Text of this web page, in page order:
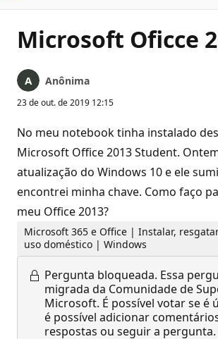
Microsoft Oficce
Anônima
23 de out. de 2019 12:15
No meu notebook tinha instalado
Microsoft Office 2013 Student.
atualização do Windows 10 e ele
encontrei minha chave. Como faço
meu Office 2013?
Microsoft 365 e Office | Instalar,
uso doméstico | Windows
Pergunta bloqueada. Essa
migrada da Comunidade de
Microsoft. É possível votar se é
é possível adicionar
respostas ou seguir a pergunta.